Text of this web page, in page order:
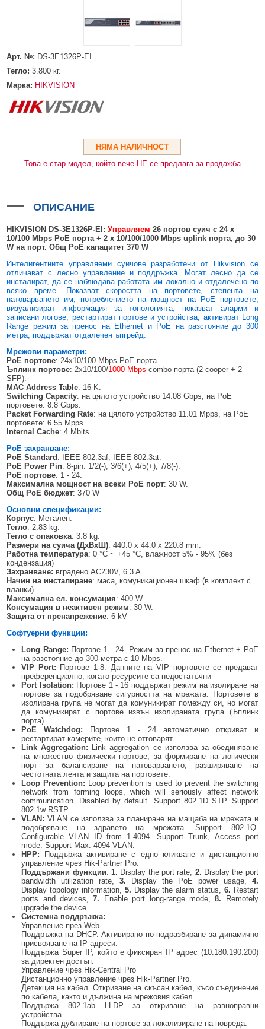
ГЪВКАВИ ГОФРИРАНИ ТРЪБИ
POE УДЪЛЖИТЕЛИ И POE СПЛИТЕРИ
МИКРОФОНИ И ГОВОРИТЕЛИ ЗА ВИДЕОНАБЛЮДЕНИЕ
ГРЪМОЗАЩИТИ
ОБЕКТИВИ ЗА ОХРАНИТЕЛНИ КАМЕРИ
КОНЕКТОРИ
БЕЗЖИЧНИ МИШКИ И ЕЛЕКТРИЧЕСКИ РАЗКЛОНИТЕЛИ
БЕЗЖИЧНИ АЛАРМЕНИ СИСТЕМИ AJAX
БЕЗЖИЧНИ АЛАРМЕНИ ПАНЕЛИ (ХЪБ) AJAX
БЕЗЖИЧНИ РАЗШИРИТЕЛИ НА ОБХВАТ AJAX
БЕЗЖИЧНИ ДЕТЕКТОРИ AJAX
БЕЗЖИЧНИ ДЕТЕКТОРИ ЗА ПОЖАР, ДИМ, ТОПЛИНА И ВЪГЛЕРОДЕН
ОКСИД
БЕЗЖИЧНИ КЛАВИАТУРИ AJAX
БЕЗКОНТАКТНИ RFID КАРТИ И ЧИПОВЕ ЗА КЛАВИАТУРИ
БЕЗЖИЧНИ ДИСТАНЦИОННИ УПРАВЛЕНИЯ И БУТОНИ
БЕЗЖИЧНИ СИРЕНИ AJAX
МОДУЛИ ЗА СГРАДНА АВТОМАТИЗАЦИЯ AJAX
БЕЗЖИЧНИ АЛАРМЕНИ СИСТЕМИ HIKVISION AX PRO
БЕЗЖИЧНИ ПАНЕЛИ HIKVISION AX PRO
БЕЗЖИЧНИ ДЕТЕКТОРИ ЗА HIKVISION AX PRO
БЕЗЖИЧНИ МОДУЛИ И АКСЕСОАРИ ЗА HIKVISION AX PRO
КОМПЛЕКТИ БЕЗЖИЧНИ АЛАРМЕНИ СИСТЕМИ AX PRO
КОМУНИКАЦИОННИ ШКАФОВЕ
ALFALINE, СТЕННИ/СТОЯЩИ, С ОТВАРЯЕМИ И ЗАКЛЮЧВАЩИ СЕ
СТРАНИЦИ
INTERLINE, СТОЯЩИ - НЕОТВАРЯЕМИ СТРАНИЦИ
BETALINE, СТОЯЩИ С ОТВАРЯЕМИ И ЗАКЛЮЧВАЩИ СЕ СТРАНИЦИ
АКСЕСОАРИ ЗА КОМУНИКАЦИОННИ ШКАФОВЕ
УПОТРЕБЯВАНА ТЕХНИКА
Арт. №: DS-3E1326P-EI
Тегло:3.800 кг.
Марка: HIKVISION
НЯМА НАЛИЧНОСТ
Това е стар модел, който вече НЕ се предлага за продажба
ОПИСАНИЕ
HIKVISION DS-3E1326P-EI:Управляем26 портов суич с 24 x
10/100 Mbps PoE порта + 2 x 10/100/1000 Mbps uplink порта, до30
W на порт. Общ PoE капацитет 370 W
Интелигентните управляеми суичове разработени от Hikvision се
отличават с лесно управление и поддръжка. Могат лесно да се
инсталират, да се наблюдава работата им локално и отдалечено по
всяко време. Показват скоростта на портовете, степента на
натоварването им, потреблението на мощност на PoE портовете,
визуализират информация за топологията, показват аларми и
записани логове, рестартират портове и устройства, активират Long
Range режим за пренос на Ethernet и PoE на разстояние до 300
метра, поддържат отдалечен ъпгрейд.
Мрежови параметри:
PoE портове: 24x10/100 Mbps PoE порта.
Ъплинк портове: 2x10/100/1000 Mbps combo порта (2 cooper + 2
SFP).
MAC Address Table: 16 K.
Switching Capacity: на цялото устройство 14.08 Gbps, на PoE
портовете: 8.8 Gbps.
Packet Forwarding Rate: на цялото устройство 11.01 Mpps, на PoE
портовете: 6.55 Mpps.
Internal Cache: 4 Mbits.
PoE захранване:
PoE Standard : IEEE 802.3af, IEEE 802.3at.
PoE Power Pin: 8-pin: 1/2(-), 3/6(+), 4/5(+), 7/8(-).
PoE портове: 1 - 24.
Максимална мощност на всеки PoE порт: 30 W.
Общ PoEбюджет: 370 W
Основни спецификации:
Корпус: Метален.
Тегло: 2.83 kg.
Тегло с опаковка: 3.8 kg.
Размери на суича(ДxВxШ): 440.0 x 44.0 x 220.8 mm.
Работна температура: 0 °C ~ +45 °C, влажност 5% - 95% (без
кондензация)
Захранване: вградено AC230V, 6.3 A.
Начин на инсталиране: маса, комуникационен шкаф (в комплект с
планки).
Максимална ел. консумация: 400 W.
Консумация в неактивен режим: 30 W.
Защита от пренапрежение: 6 kV
Софтуерни функции:
Long Range: Портове 1 - 24. Режим за пренос на Ethernet + PoE
на разстояние до 300 метра с 10 Mbps.
VIP Port: Портове 1-8: Данните на VIP портовете се предават
преференциално, когато ресурсите са недостатъчни
Port Isolation: Портове 1 - 16 поддържат режим на изолиране на
портове за подобряване сигурността на мрежата. Портовете в
изолирана група не могат да комуникират помежду си, но могат
да комуникират с портове извън изолираната група (Ъплинк
порта).
PoE Watchdog:
Портове 1 - 24 автоматично откриват и
рестартират камерите, които не отговарят.
Link Aggregation: Link aggregation се използва за обединяване
на множество физически портове, за формиране на логически
порт за балансиране на натоварването, разширяване на
честотната лента и защита на портовете.
Loop Prevention: Loop prevention is used to prevent the switching
network from forming loops, which will seriously affect network
communication. Disabled by default. Support 802.1D STP. Support
802.1w RSTP.
VLAN: VLAN се използва за планиране на мащаба на мрежата и
подобряване на здравето на мрежата. Support 802.1Q.
Configurable VLAN ID from 1-4094. Support Trunk, Access port
mode. Support Max. 4094 VLAN.
HPP:
Поддържа активиране с едно кликване и дистанционно
управление чрез Hik-Partner Pro.
Поддържани функции: 1. Display the port rate, 2. Display the port
bandwidth utilization rate,3. Display the PoE power usage, 4.
Display topology information, 5. Display the alarm status, 6. Restart
ports and devices,7. Enable port long-range mode,8. Remotely
upgrade the device.
Системна поддръжка:
Управление през Web.
Поддръжка на DHCP. Активирано по подразбиране за динамично
присвояване на IP адреси.
Поддържа Super IP, който е фиксиран IP адрес (10.180.190.200)
за директен достъп.
Управление чрез Hik-Central Pro
Дистанционно управление чрез Hik-Partner Pro.
Детекция на кабел. Откриване на скъсан кабел, късо съединение
по кабела, както и дължина на мрежовия кабел.
Поддържа 802.1ab LLDP за откриване на равноправни
устройства.
Поддържа дублиране на портове за локализиране на повреда.